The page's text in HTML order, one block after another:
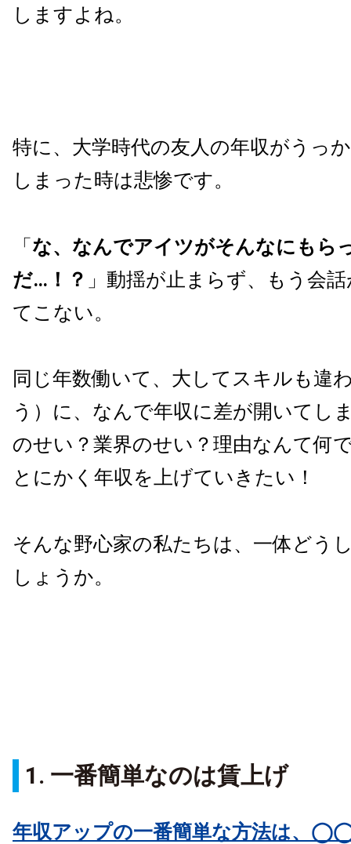
しますよね。
特に、大学時代の友人の年収がうっ
しまった時は悲惨です。
「な、なんでアイツがそんなにもら
だ…！？ 」動揺が止まらず、もう会
てこない。
同じ年数働いて、大してスキルも違
う）に、なんで年収に差が開いてし
のせい？業界のせい？理由なんて何
とにかく年収を上げていきたい！
そんな野心家の私たちは、一体どう
しょうか。
1. 一番簡単なのは賃上げ
年収アップの一番簡単な方法は